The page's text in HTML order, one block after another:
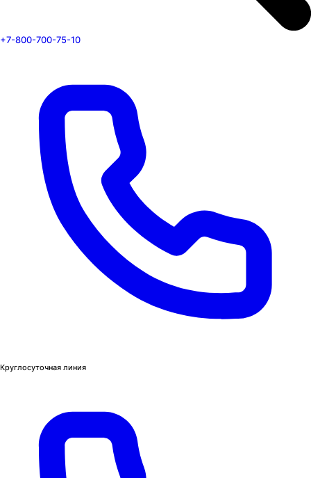
+7-800-700-75-10
Круглосуточная линия